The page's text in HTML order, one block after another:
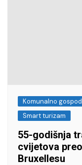
Komunalno
Smart turizam
55-godišnja
cvijetova
Bruxellesu